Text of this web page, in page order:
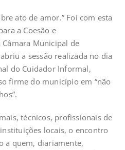
ato de amor.” Foi com esta
a Coesão e
Municipal de
a sessão realizada no dia
do Cuidador Informal,
firme do município em “não
técnicos, profissionais de
locais, o encontro
a quem, diariamente,